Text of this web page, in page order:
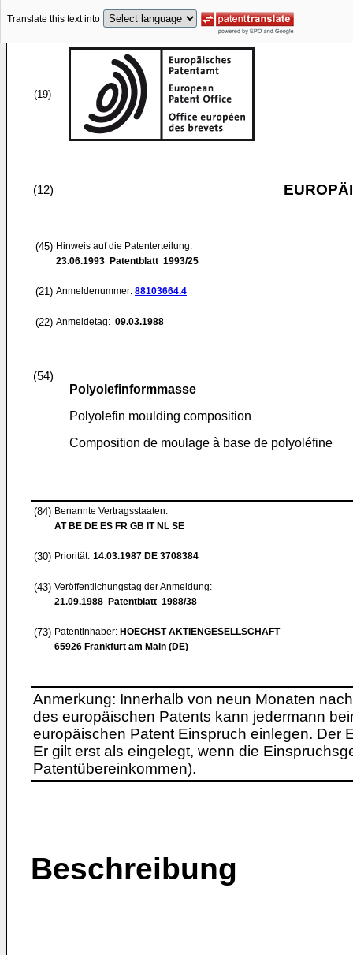
Translate this text into
(19)
(12)
(45) Hinweis auf die Patenterteilung:
23.06.1993 Patentblatt 1993/25
(21) Anmeldenummer: 88103664.4
(22) Anmeldetag: 09.03.1988
(54)
Polyolefinformmasse
Polyolefin moulding composition
Composition de moulage à base de polyoléfine
(84) Benannte Vertragsstaaten:
AT BE DE ES FR GB IT NL SE
(30) Priorität: 14.03.1987 DE 3708384
(43) Veröffentlichungstag der Anmeldung:
21.09.1988 Patentblatt 1988/38
(73) Patentinhaber: HOECHST AKTIENGESELLSCHAFT
65926 Frankfurt am Main (DE)
Anmerkung: Innerhalb von neun Monaten
des europäischen Patents kann jedermann
europäischen Patent Einspruch einlegen. Der
Er gilt erst als eingelegt, wenn die
Patentübereinkommen).
Beschreibung